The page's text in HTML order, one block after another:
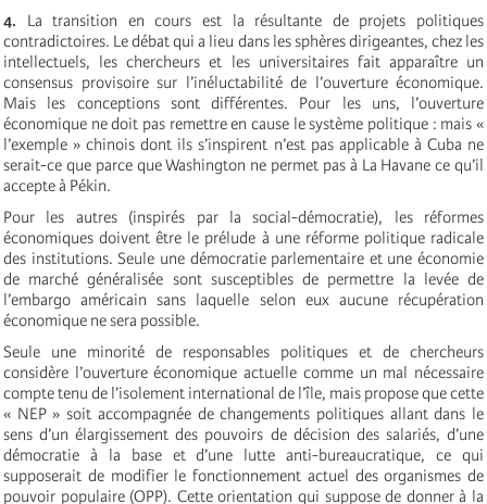
4. La transition en cours est la résultante de projets politiques
contradictoires. Le débat qui a lieu dans les sphères dirigeantes, chez les
intellectuels, les chercheurs et les universitaires fait apparaître un
consensus provisoire sur l’inéluctabilité de l’ouverture économique.
Mais les conceptions sont différentes. Pour les uns, l’ouverture
économique ne doit pas remettre en cause le système politique : mais «
l’exemple » chinois dont ils s’inspirent n’est pas applicable à Cuba ne
serait-ce que parce que Washington ne permet pas à La Havane ce qu’il
accepte à Pékin.
Pour les autres (inspirés par la social-démocratie), les réformes
économiques doivent être le prélude à une réforme politique radicale
des institutions. Seule une démocratie parlementaire et une économie
de marché généralisée sont susceptibles de permettre la levée de
l’embargo américain sans laquelle selon eux aucune récupération
économique ne sera possible.
Seule une minorité de responsables politiques et de chercheurs
considère l’ouverture économique actuelle comme un mal nécessaire
compte tenu de l’isolement international de l’île, mais propose que cette
« NEP » soit accompagnée de changements politiques allant dans le
sens d’un élargissement des pouvoirs de décision des salariés, d’une
démocratie à la base et d’une lutte anti-bureaucratique, ce qui
supposerait de modifier le fonctionnement actuel des organismes de
pouvoir populaire (OPP). Cette orientation qui suppose de donner à la